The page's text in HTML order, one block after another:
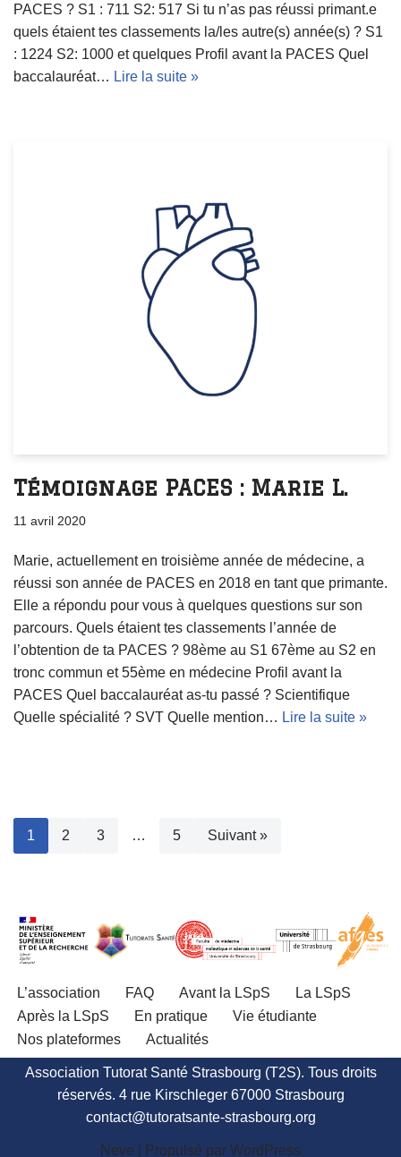
PACES ? S1 : 711 S2: 517 Si tu n’as pas réussi primant.e
quels étaient tes classements la/les autre(s) année(s) ? S1
: 1224 S2: 1000 et quelques Profil avant la PACES Quel
baccalauréat… Lire la suite »
Témoignage PACES : Marie L.
11 avril 2020
Marie, actuellement en troisième année de médecine, a
réussi son année de PACES en 2018 en tant que primante.
Elle a répondu pour vous à quelques questions sur son
parcours. Quels étaient tes classements l’année de
l’obtention de ta PACES ? 98ème au S1 67ème au S2 en
tronc commun et 55ème en médecine Profil avant la
PACES Quel baccalauréat as-tu passé ? Scientifique
Quelle spécialité ? SVT Quelle mention… Lire la suite »
1 2 3 … 5 Suivant »
L’association FAQ Avant la LSpS
La LSpS
Après la LSpS
En pratique
Vie étudiante
Nos plateformes
Actualités
Association Tutorat Santé Strasbourg (T2S). Tous droits
réservés. 4 rue Kirschleger 67000 Strasbourg
contact@tutoratsante-strasbourg.org
Neve | Propulsé par WordPress